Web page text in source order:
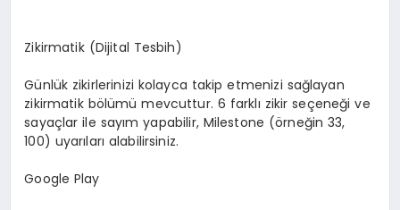
Zikirmatik (Dijital Tesbih)
Günlük zikirlerinizi kolayca takip etmenizi sağlayan
zikirmatik bölümü mevcuttur. 6 farklı zikir seçeneği ve
sayaçlar ile sayım yapabilir, Milestone (örneğin 33,
100) uyarıları alabilirsiniz.
Google Play